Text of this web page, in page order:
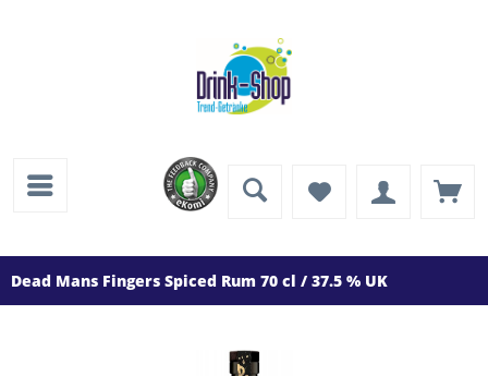
Dead Mans Fingers Spiced Rum 70 cl / 37.5 % UK